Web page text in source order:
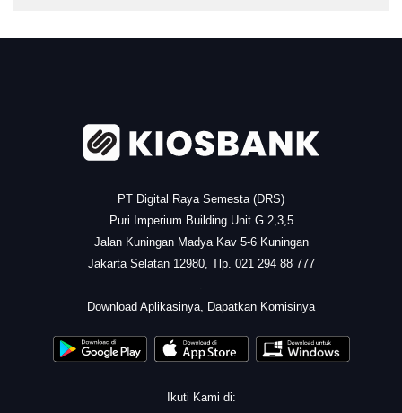
PT Digital Raya Semesta (DRS)
Puri Imperium Building Unit G 2,3,5
Jalan Kuningan Madya Kav 5-6 Kuningan
Jakarta Selatan 12980, Tlp. 021 294 88 777
Download Aplikasinya, Dapatkan Komisinya
Ikuti Kami di: